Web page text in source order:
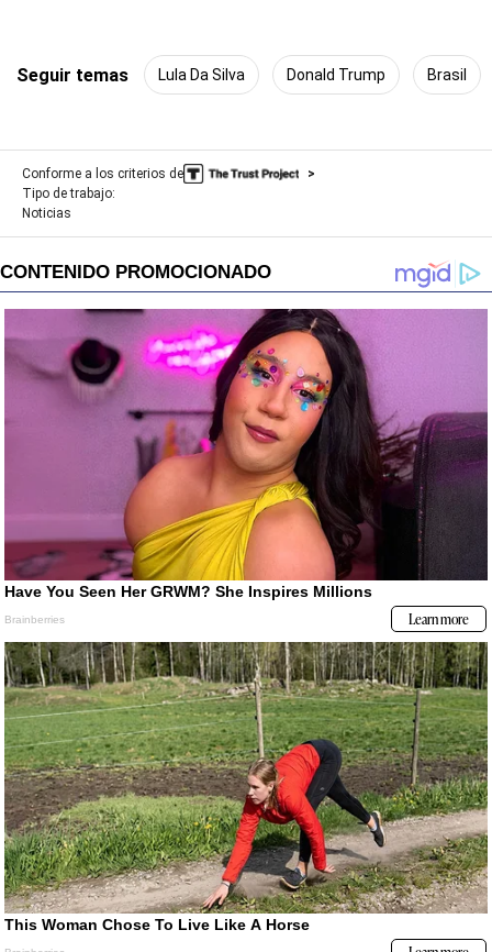
Seguir temas Lula Da Silva Donald Trump Brasil
Conforme a los criterios de
Tipo de trabajo:
Noticias